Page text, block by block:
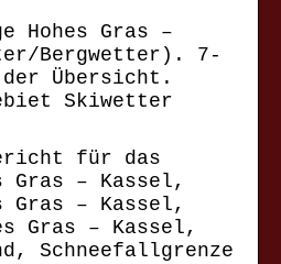
Hohes Gras –
Bergwetter). 7-
Übersicht.
Skiwetter
für das
Gras – Kassel,
Gras – Kassel,
Gras – Kassel,
Schneefallgrenze